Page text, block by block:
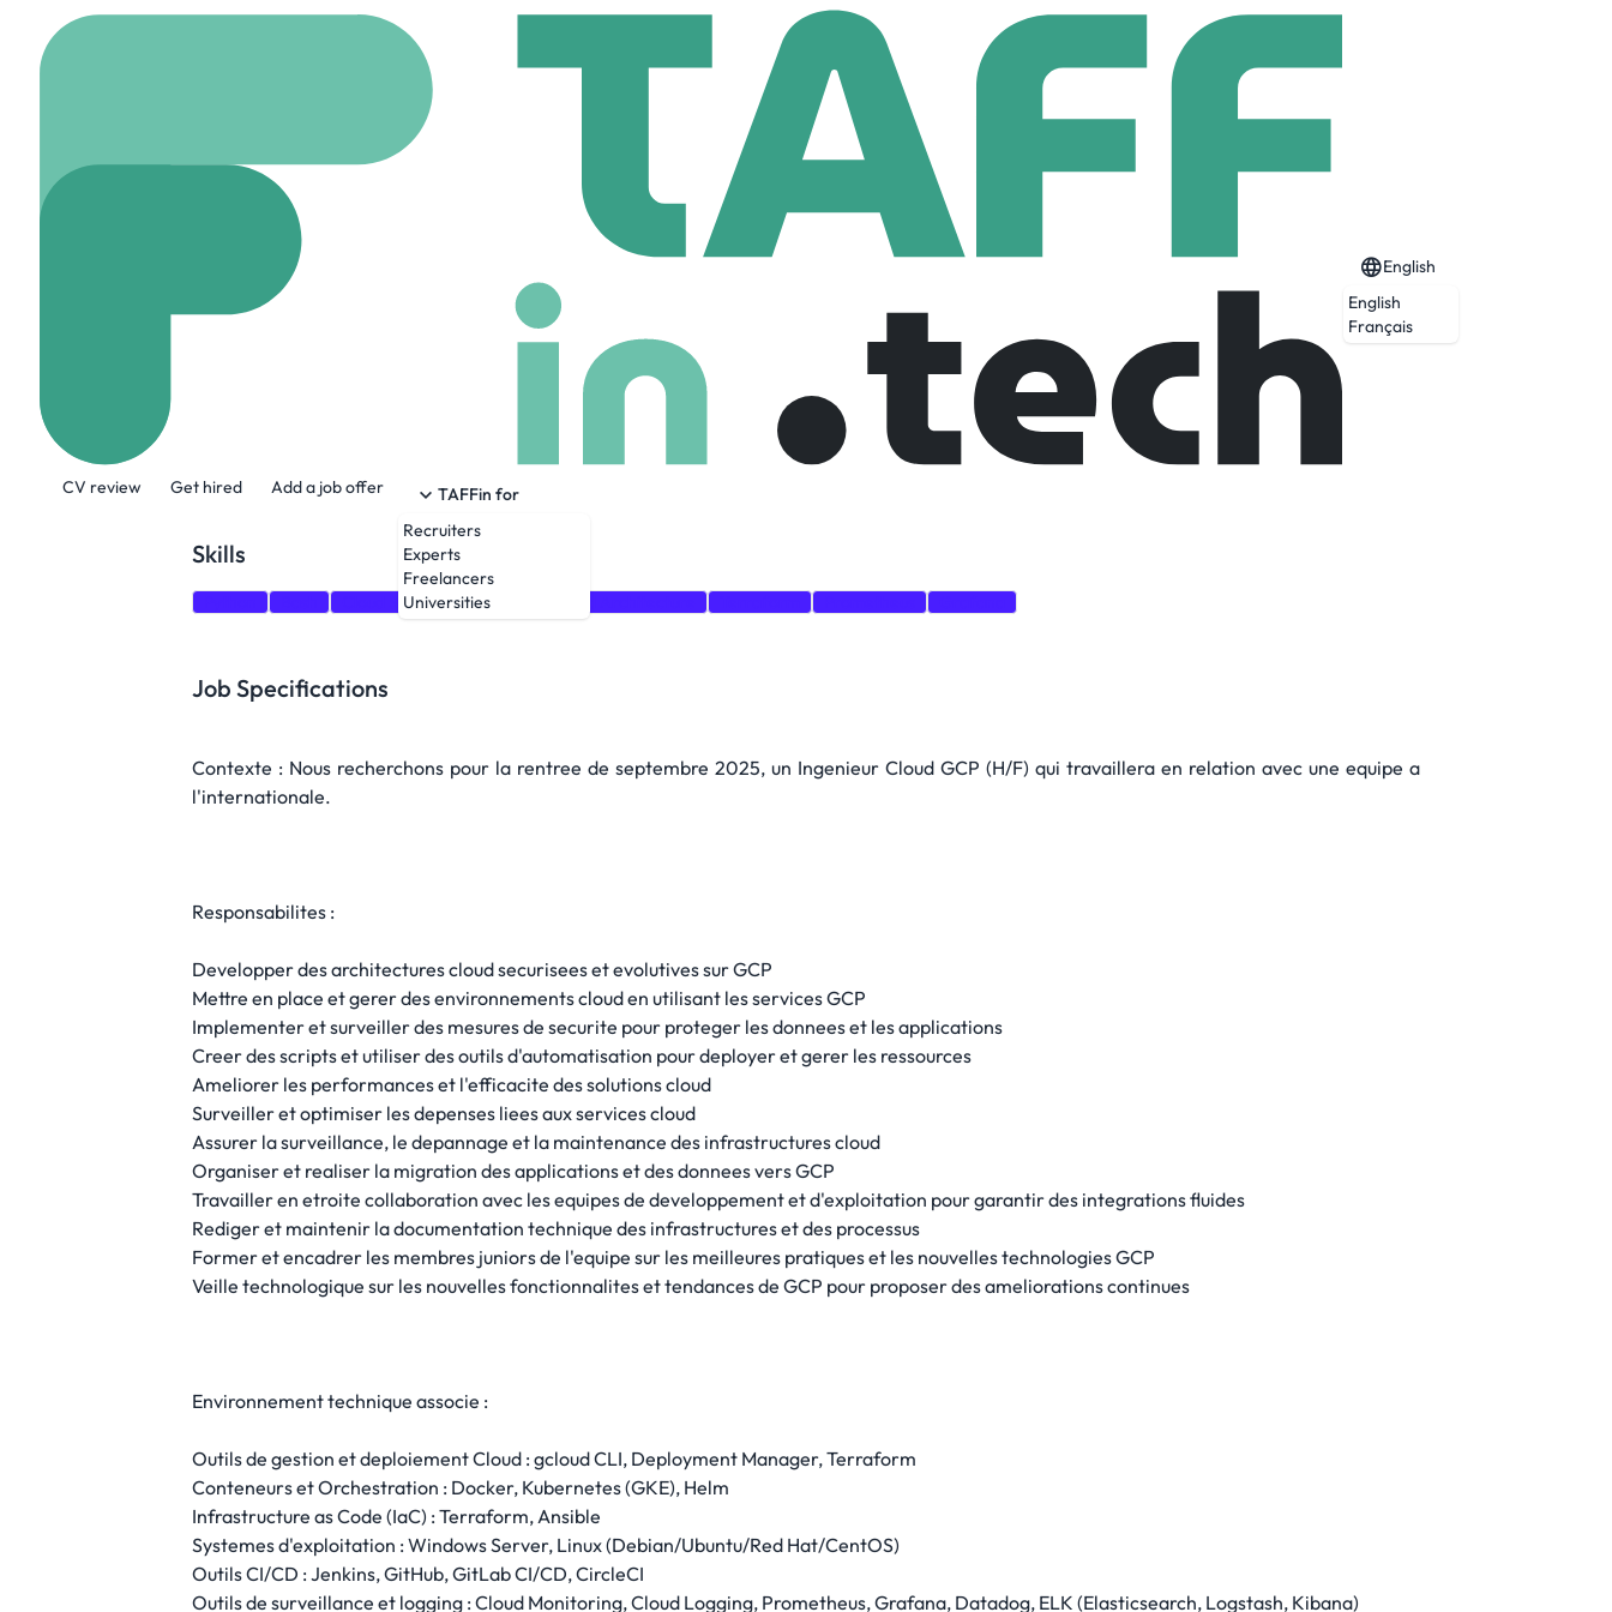
CV review Get hired Add a job offer
TAFFin for
Recruiters
Experts
Freelancers
Universities
English
English
Français
Ingenieur Cloud GCP F/H
Hauts-de-seine, France Full Time
Skills
Cloud Security Docker
Job Specifications
Contexte : Nous recherchons pour la rentree de septembre 2025, un Ingenieur Cloud GCP (H/F) qui travaillera en relation avec une equipe a
l'internationale.
Responsabilites :
Developper des architectures cloud securisees et evolutives sur GCP
Mettre en place et gerer des environnements cloud en utilisant les services GCP
Implementer et surveiller des mesures de securite pour proteger les donnees et les applications
Creer des scripts et utiliser des outils d'automatisation pour deployer et gerer les ressources
Ameliorer les performances et l'efficacite des solutions cloud
Surveiller et optimiser les depenses liees aux services cloud
Assurer la surveillance, le depannage et la maintenance des infrastructures cloud
Organiser et realiser la migration des applications et des donnees vers GCP
Travailler en etroite collaboration avec les equipes de developpement et d'exploitation pour garantir des integrations fluides
Rediger et maintenir la documentation technique des infrastructures et des processus
Former et encadrer les membres juniors de l'equipe sur les meilleures pratiques et les nouvelles technologies GCP
Veille technologique sur les nouvelles fonctionnalites et tendances de GCP pour proposer des ameliorations continues
Environnement technique associe :
Outils de gestion et deploiement Cloud : gcloud CLI, Deployment Manager, Terraform
Conteneurs et Orchestration : Docker, Kubernetes (GKE), Helm
Infrastructure as Code (IaC) : Terraform, Ansible
Systemes d'exploitation : Windows Server, Linux (Debian/Ubuntu/Red Hat/CentOS)
Outils CI/CD : Jenkins, GitHub, GitLab CI/CD, CircleCI
Outils de surveillance et logging : Cloud Monitoring, Cloud Logging, Prometheus, Grafana, Datadog, ELK (Elasticsearch, Logstash, Kibana)